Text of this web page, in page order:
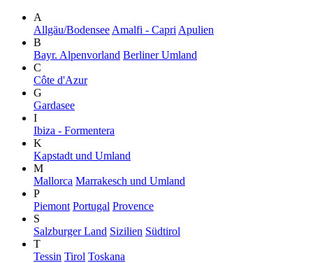
A
Allgäu/Bodensee Amalfi - Capri Apulien
B
Bayr. Alpenvorland Berliner Umland
C
Côte d'Azur
G
Gardasee
I
Ibiza - Formentera
K
Kapstadt und Umland
M
Mallorca Marrakesch und Umland
P
Piemont Portugal Provence
S
Salzburger Land Sizilien Südtirol
T
Tessin Tirol Toskana